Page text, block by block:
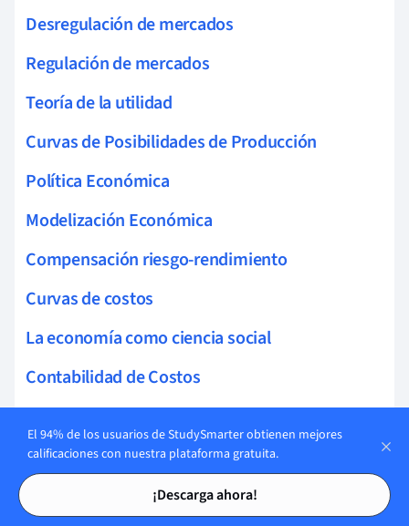
Tarjetas de estudio
Tarjetas de estudio
Desregulación de mercados
Regulación de mercados
Teoría de la utilidad
Curvas de Posibilidades de Producción
Política Económica
Modelización Económica
Compensación riesgo-rendimiento
Curvas de costos
La economía como ciencia social
Contabilidad de Costos
Economía Conductual
Información imperfecta
El 94% de los usuarios de StudySmarter obtienen mejores
calificaciones con nuestra plataforma gratuita.
¡Descarga ahora!